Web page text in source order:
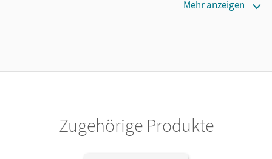
Mehr anzeigen
Zugehörige Produkte